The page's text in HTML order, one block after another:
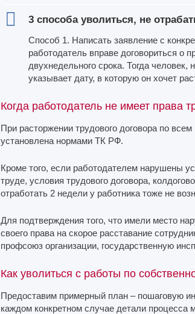
3 способа уволиться, не
Способ 1. Написать заявление с
работодатель вправе договориться о
двухнедельного срока. Тогда
указывает дату, в которую он хочет
Когда работодатель не имеет права
При расторжении трудового договора по
установлена нормами ТК РФ.
Кроме того, если работодателем нарушены
труде, условия трудового договора,
отработать 2 недели у работника тоже не
Для подтверждения того, что имели место
своего права на скорое расставание
профсоюз организации, государственную
Как уволиться с работы по
Предоставим примерный план – пошаговую
каждом конкретном случае детали процесса